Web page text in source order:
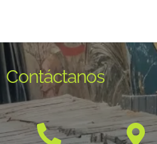
Contáctanos